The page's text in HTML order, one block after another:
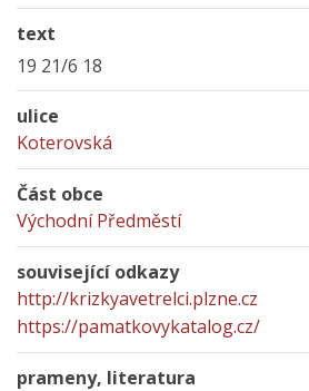
text
19 21/6 18
ulice
Koterovská
Část obce
Východní Předměstí
související odkazy
http://krizkyavetrelci.plzne.cz
https://pamatkovykatalog.cz/
prameny, literatura